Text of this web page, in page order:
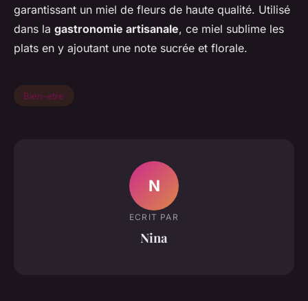
garantissant un miel de fleurs de haute qualité. Utilisé
dans la gastronomie artisanale, ce miel sublime les
plats en y ajoutant une note sucrée et florale.
Bien-etre
N
ECRIT PAR
Nina